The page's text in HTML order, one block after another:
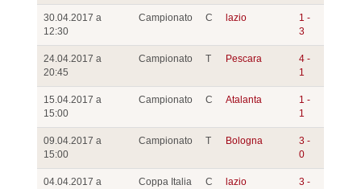
30.04.2017 a
12:30
Campionato C lazio
1 -
3
24.04.2017 a
20:45
Campionato T Pescara
4 -
1
15.04.2017 a
15:00
Campionato C Atalanta
1 -
1
09.04.2017 a
15:00
Campionato T Bologna
3 -
0
04.04.2017 a
Coppa Italia C lazio
3 -